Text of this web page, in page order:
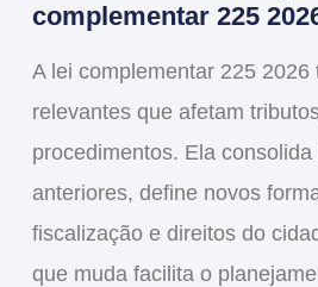
complementar 225
A lei complementar 225 2026
relevantes que afetam
procedimentos. Ela
anteriores, define novos
fiscalização e direitos do
que muda facilita o